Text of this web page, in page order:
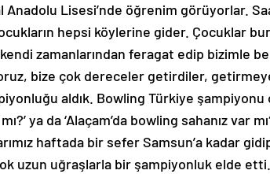
Anadolu Lisesi’nde öğrenim görüyorlar.
hepsi köylerine gider. Çocuklar
zamanlarından feragat edip bizimle
bize çok dereceler getirdiler,
aldık. Bowling Türkiye
ya da ‘Alaçam’da bowling sahanız var
haftada bir sefer Samsun’a kadar
uzun uğraşlarla bir şampiyonluk elde